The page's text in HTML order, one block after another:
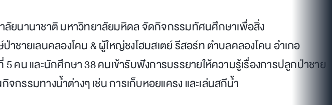
นานาชาติ มหาวิทยาลัยมหิดล จัดกิจกรรมทัศนศึกษาเพื่อสิ่ง
ชายเลนคลองโคน & ผู้ใหญ่ชงโฮมสเตย์ รีสอร์ท ตำบลคลองโคน อำเภอ
คน และนักศึกษา 38 คนเข้ารับฟังการบรรยายให้ความรู้เรื่องการปลูกป่าชาย
กรรมทางน้ำต่างๆ เช่น การเก็บหอยแครง และเล่นสกีน้ำ